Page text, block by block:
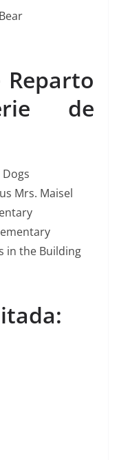
de
Mrs. Maisel
in the Building